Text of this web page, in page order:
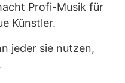
Profi-Musik für
Künstler.
jeder sie nutzen,